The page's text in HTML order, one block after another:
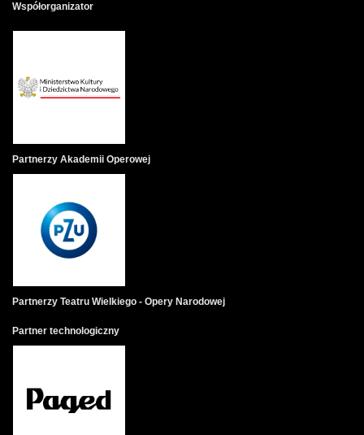
Współorganizator
Partnerzy Akademii Operowej
Partnerzy Teatru Wielkiego - Opery Narodowej
Partner technologiczny